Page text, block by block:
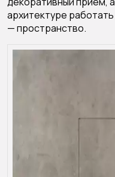
архитектуре
— пространство.